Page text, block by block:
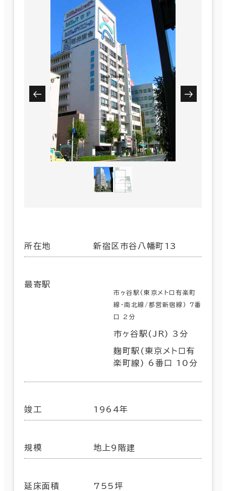
所在地 新宿区市谷八幡町13
最寄駅
市ヶ谷駅(東京メトロ有楽町
線･南北線/都営新宿線) 7番
口 2分
市ヶ谷駅(JR) 3分
麹町駅(東京メトロ有
楽町線) 6番口 10分
竣工 1964年
規模 地上9階建
延床面積 755坪